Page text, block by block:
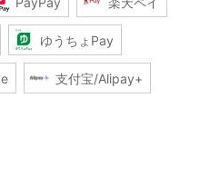
ゆうちょPay
支付宝/Alipay+